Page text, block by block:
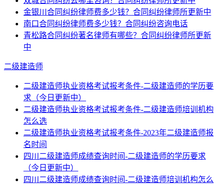
金银川合同纠纷律师费多少钱？合同纠纷律师所更新中
南口合同纠纷律师费多少钱？合同纠纷咨询电话
青松路合同纠纷著名律师有哪些？合同纠纷律师所更新
中
二级建造师
二级建造师执业资格考试报考条件-二级建造师的学历要
求（今日更新中）
二级建造师执业资格考试报考条件-二级建造师培训机构
怎么选
二级建造师执业资格考试报考条件-2023年二级建造师报
名时间
四川二级建造师成绩查询时间-二级建造师的学历要求
（今日更新中）
四川二级建造师成绩查询时间-二级建造师培训机构怎么